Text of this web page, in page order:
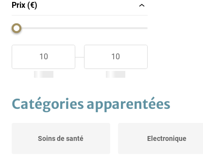
Prix (€)
Catégories apparentées
Soins de santé Electronique